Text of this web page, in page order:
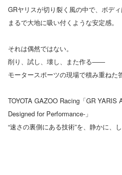
GRヤリスが切り裂く風の中で、ボディ
まるで大地に吸い付くような安定感。
それは偶然ではない。
削り、試し、壊し、また作る――
モータースポーツの現場で積み重ねた
TOYOTA GAZOO Racing「GR YARIS
Designed for Performance-」
“速さの裏側にある技術”を、静かに、